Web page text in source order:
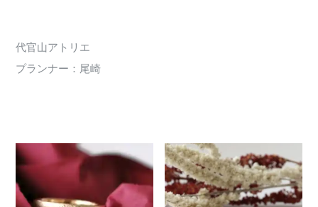
代官山アトリエ
プランナー：尾崎